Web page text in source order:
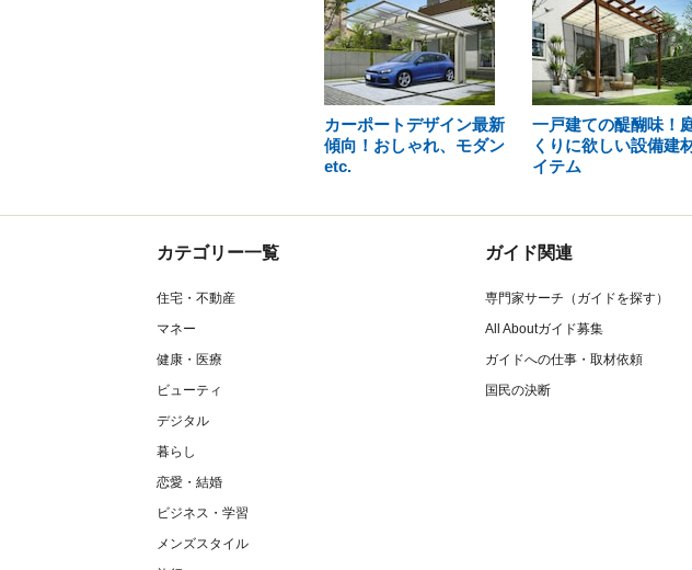
カーポートデザイン最新
傾向！おしゃれ、モダン
etc.
一戸建ての醍醐味！
くりに欲しい設備建
イテム
カテゴリー一覧
住宅・不動産
マネー
健康・医療
ビューティ
デジタル
暮らし
恋愛・結婚
ビジネス・学習
メンズスタイル
ガイド関連
専門家サーチ（ガイドを探す）
All Aboutガイド募集
ガイドへの仕事・取材依頼
国民の決断